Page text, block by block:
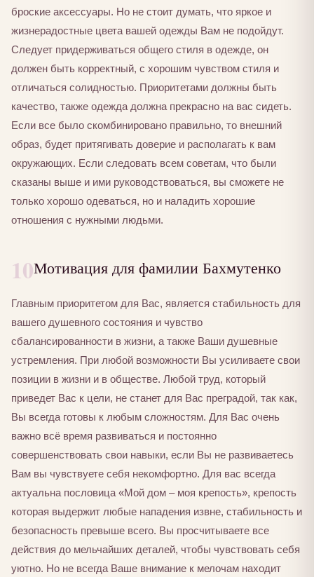
броские аксессуары. Но не стоит думать, что яркое и
жизнерадостные цвета вашей одежды Вам не подойдут.
Следует придерживаться общего стиля в одежде, он
должен быть корректный, с хорошим чувством стиля и
отличаться солидностью. Приоритетами должны быть
качество, также одежда должна прекрасно на вас сидеть.
Если все было скомбинировано правильно, то внешний
образ, будет притягивать доверие и располагать к вам
окружающих. Если следовать всем советам, что были
сказаны выше и ими руководствоваться, вы сможете не
только хорошо одеваться, но и наладить хорошие
отношения с нужными людьми.
10Мотивация для фамилии Бахмутенко
Главным приоритетом для Вас, является стабильность для
вашего душевного состояния и чувство
сбалансированности в жизни, а также Ваши душевные
устремления. При любой возможности Вы усиливаете свои
позиции в жизни и в обществе. Любой труд, который
приведет Вас к цели, не станет для Вас преградой, так как,
Вы всегда готовы к любым сложностям. Для Вас очень
важно всё время развиваться и постоянно
совершенствовать свои навыки, если Вы не развиваетесь
Вам вы чувствуете себя некомфортно. Для вас всегда
актуальна пословица «Мой дом – моя крепость», крепость
которая выдержит любые нападения извне, стабильность и
безопасность превыше всего. Вы просчитываете все
действия до мельчайших деталей, чтобы чувствовать себя
уютно. Но не всегда Ваше внимание к мелочам находит